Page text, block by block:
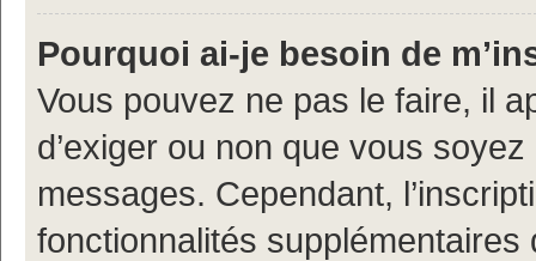
Pourquoi ai-je besoin de
Vous pouvez ne pas le faire, il
d’exiger ou non que vous
messages. Cependant,
fonctionnalités